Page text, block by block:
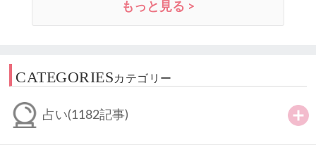
もっと見る >
CATEGORIESカテゴリー
占い(1182記事)